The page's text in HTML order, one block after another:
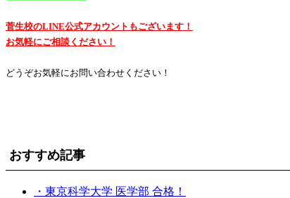
菅生校のLINE公式アカウントもございます！
お気軽にご相談ください！
どうぞお気軽にお問い合わせください！
おすすめ記事
・東京科学大学 医学部 合格！